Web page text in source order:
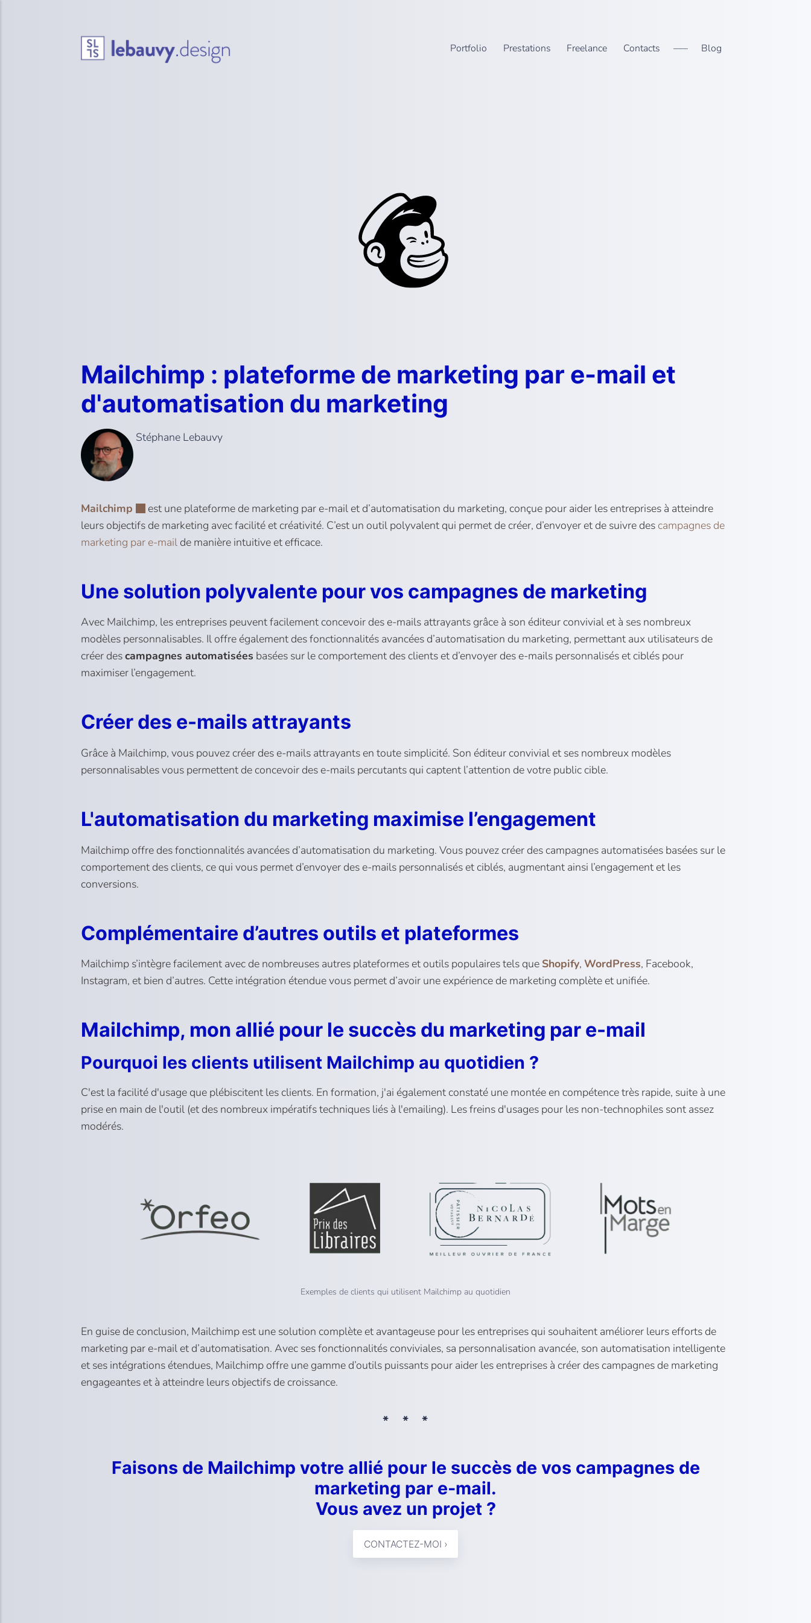
Portfolio Prestations Freelance Contacts ––– Blog
Mailchimp : plateforme de marketing par e-mail et
d'automatisation du marketing
Stéphane Lebauvy
Mailchimp
est une plateforme de marketing par e-mail et d’automatisation du marketing, conçue pour aider les entreprises à atteindre
leurs objectifs de marketing avec facilité et créativité. C’est un outil polyvalent qui permet de créer, d’envoyer et de suivre des campagnes de
marketing par e-mail de manière intuitive et efficace.
Une solution polyvalente pour vos campagnes de marketing
Avec Mailchimp, les entreprises peuvent facilement concevoir des e-mails attrayants grâce à son éditeur convivial et à ses nombreux
modèles personnalisables. Il offre également des fonctionnalités avancées d’automatisation du marketing, permettant aux utilisateurs de
créer descampagnes automatisées basées sur le comportement des clients et d’envoyer des e-mails personnalisés et ciblés pour
maximiser l’engagement.
Créer des e-mails attrayants
Grâce à Mailchimp, vous pouvez créer des e-mails attrayants en toute simplicité. Son éditeur convivial et ses nombreux modèles
personnalisables vous permettent de concevoir des e-mails percutants qui captent l’attention de votre public cible.
L'automatisation du marketing maximise l’engagement
Mailchimp offre des fonctionnalités avancées d’automatisation du marketing. Vous pouvez créer des campagnes automatisées basées sur le
comportement des clients, ce qui vous permet d’envoyer des e-mails personnalisés et ciblés, augmentant ainsi l’engagement et les
conversions.
Complémentaire d’autres outils et plateformes
Mailchimp s’intègre facilement avec de nombreuses autres plateformes et outils populaires tels que Shopify,WordPress, Facebook,
Instagram, et bien d’autres. Cette intégration étendue vous permet d’avoir une expérience de marketing complète et unifiée.
Mailchimp, mon allié pour le succès du marketing par e-mail
Pourquoi les clients utilisent Mailchimp au quotidien ?
C'est la facilité d'usage que plébiscitent les clients. En formation, j'ai également constaté une montée en compétence très rapide, suite à une
prise en main de l'outil (et des nombreux impératifs techniques liés à l'emailing). Les freins d'usages pour les non-technophiles sont assez
modérés.
Exemples de clients qui utilisent Mailchimp au quotidien
En guise de conclusion, Mailchimp est une solution complète et avantageuse pour les entreprises qui souhaitent améliorer leurs efforts de
marketing par e-mail et d’automatisation. Avec ses fonctionnalités conviviales, sa personnalisation avancée, son automatisation intelligente
et ses intégrations étendues, Mailchimp offre une gamme d’outils puissants pour aider les entreprises à créer des campagnes de marketing
engageantes et à atteindre leurs objectifs de croissance.
Faisons de Mailchimp votre allié pour le succès de vos campagnes de
marketing par e-mail.
Vous avez un projet ?
CONTACTEZ-MOI ›